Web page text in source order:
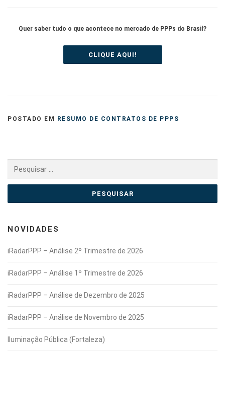
Quer saber tudo o que acontece no mercado de PPPs do Brasil?
CLIQUE AQUI!
POSTADO EM RESUMO DE CONTRATOS DE PPPS
por:
NOVIDADES
iRadarPPP – Análise 2º Trimestre de 2026
iRadarPPP – Análise 1º Trimestre de 2026
iRadarPPP – Análise de Dezembro de 2025
iRadarPPP – Análise de Novembro de 2025
Iluminação Pública (Fortaleza)